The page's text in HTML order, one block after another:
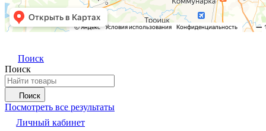
Поиск
Поиск
Поиск
Посмотреть все результаты
Личный кабинет